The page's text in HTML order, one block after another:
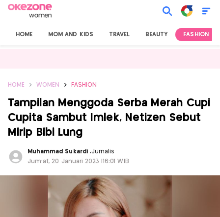
HOME MOM AND KIDS TRAVEL BEAUTY FASHION
HOME WOMEN FASHION
Tampilan Menggoda Serba Merah Cupi
Cupita Sambut Imlek, Netizen Sebut
Mirip Bibi Lung
Muhammad Sukardi ,Jurnalis
Jum'at, 20 Januari 2023 |16:01 WIB